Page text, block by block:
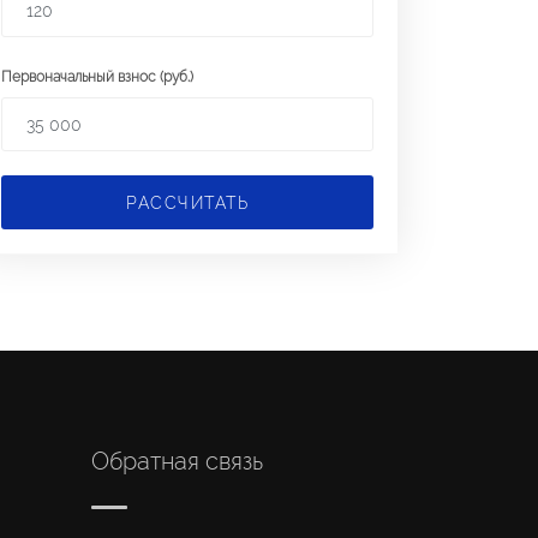
Первоначальный взнос (руб.)
РАССЧИТАТЬ
Обратная связь